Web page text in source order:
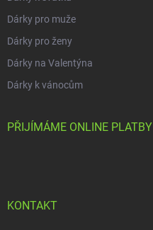
Dárky pro muže
Dárky pro ženy
Dárky na Valentýna
Dárky k vánocům
PŘIJÍMÁME ONLINE PLATBY
KONTAKT